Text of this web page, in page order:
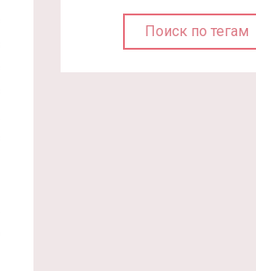
Поиск по тегам